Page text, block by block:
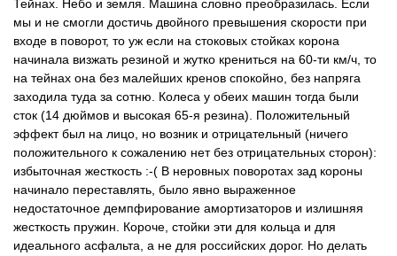
Тейнах. Небо и земля. Машина словно преобразилась. Если
мы и не смогли достичь двойного превышения скорости при
входе в поворот, то уж если на стоковых стойках корона
начинала визжать резиной и жутко крениться на 60-ти км/ч, то
на тейнах она без малейших кренов спокойно, без напряга
заходила туда за сотню. Колеса у обеих машин тогда были
сток (14 дюймов и высокая 65-я резина). Положительный
эффект был на лицо, но возник и отрицательный (ничего
положительного к сожалению нет без отрицательных сторон):
избыточная жесткость :-( В неровных поворотах зад короны
начинало переставлять, было явно выраженное
недостаточное демпфирование амортизаторов и излишняя
жесткость пружин. Короче, стойки эти для кольца и для
идеального асфальта, а не для российских дорог. Но делать